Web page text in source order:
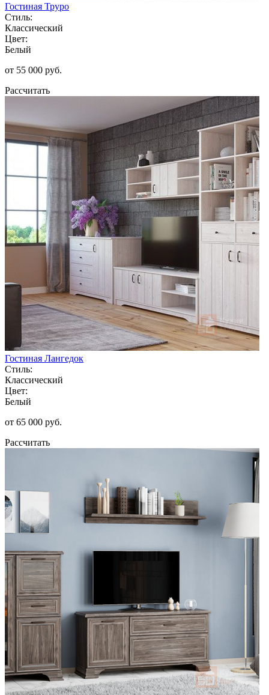
Гостиная Труро
Стиль:
Классический
Цвет:
Белый
от 55 000 руб.
Рассчитать
Гостиная Лангедок
Стиль:
Классический
Цвет:
Белый
от 65 000 руб.
Рассчитать